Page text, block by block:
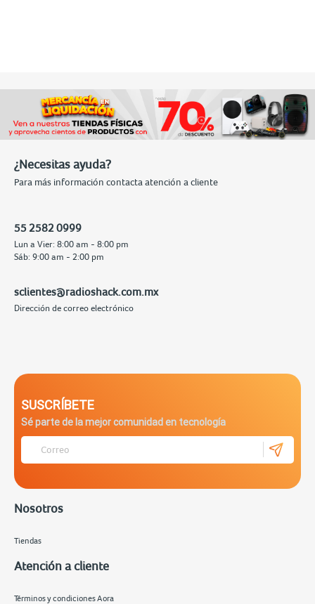
¿Necesitas ayuda?
Para más información contacta atención a cliente
55 2582 0999
Lun a Vier: 8:00 am - 8:00 pm
Sáb: 9:00 am - 2:00 pm
sclientes@radioshack.com.mx
Dirección de correo electrónico
SUSCRÍBETE
Sé parte de la mejor comunidad en tecnología
Nosotros
Tiendas
Atención a cliente
Términos y condiciones Aora